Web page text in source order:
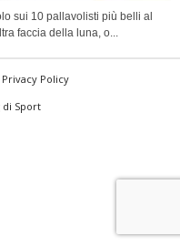
sui 10 pallavolisti più belli al
faccia della luna, o...
Privacy Policy
di Sport